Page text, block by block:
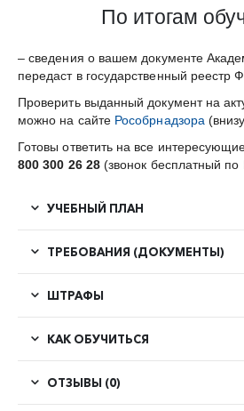
По итогам
– сведения о вашем документе
передаст в государственный
Проверить выданный документ на
можно на сайте Рособрнадзора
Готовы ответить на все
800 300 26 28(звонок бесплатный по
УЧЕБНЫЙ ПЛАН
ТРЕБОВАНИЯ (ДОКУМЕНТЫ)
ШТРАФЫ
КАК ОБУЧИТЬСЯ
ОТЗЫВЫ (0)